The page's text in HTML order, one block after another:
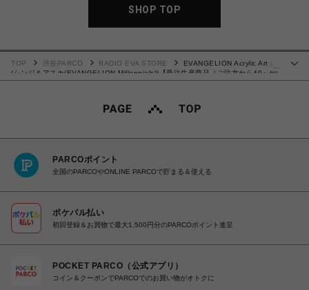
SHOP TOP
TOP 渋谷PARCO RADIO EVA STORE
EVANGELION Acrylic Art β
(シンジ＆アスカ(EVANGELION Millennials))【受注生産商品（ご注文から40～60
日でお届け予定）】
PARCOポイント
全国のPARCOやONLINE PARCOで貯まる＆使える
ポケパル払い
初回登録＆お買物で最大1,500円分のPARCOポイント進呈
POCKET PARCO（公式アプリ）
コイン＆クーポンでPARCOでのお買い物がオトクに